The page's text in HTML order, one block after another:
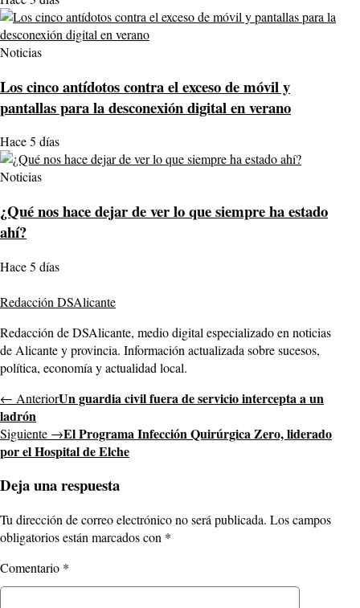
Noticias
Los cinco antídotos contra el exceso de móvil y
pantallas para la desconexión digital en verano
Hace 5 días
Noticias
¿Qué nos hace dejar de ver lo que siempre ha estado
ahí?
Hace 5 días
Redacción DSAlicante
Redacción de DSAlicante, medio digital especializado en noticias
de Alicante y provincia. Información actualizada sobre sucesos,
política, economía y actualidad local.
← AnteriorUn guardia civil fuera de servicio intercepta a un
ladrón
Siguiente →El Programa Infección Quirúrgica Zero, liderado
por el Hospital de Elche
Deja una respuesta
Tu dirección de correo electrónico no será publicada. Los campos
obligatorios están marcados con *
Comentario *